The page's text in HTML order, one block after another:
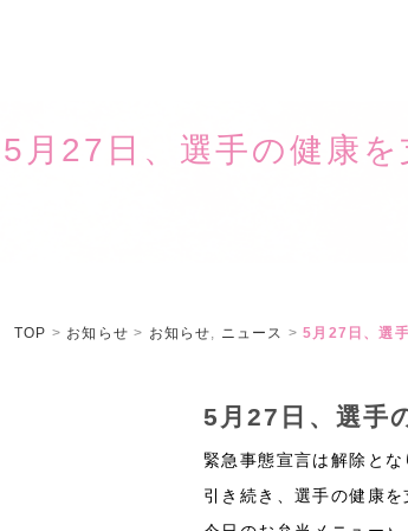
5月27日、選手の健康
TOP > お知らせ > お知らせ, ニュース >5月27日、選
5月27日、選手
緊急事態宣言は解除と
引き続き、選手の健康を